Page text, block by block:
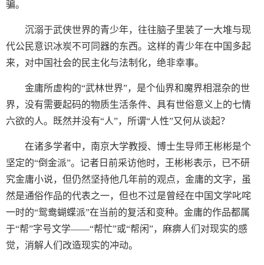
骗。
沉溺于武侠世界的青少年，往往脑子里装了一大堆与现
代公民意识冰炭不可同器的东西。这样的青少年在中国多起
来，对中国社会的民主化与法制化，绝非幸事。
金庸所虚构的“武林世界”，是个仙界和魔界相混杂的世
界，没有需要起码的物质生活条件、具有世俗意义上的七情
六欲的人。既然并没有“人”，所谓“人性”又何从谈起？
在诸多学者中，南京大学教授、博士生导师王彬彬是个
坚定的“倒金派”。记者日前采访他时，王彬彬表示，已不研
究金庸小说，但仍然坚持他几年前的观点，金庸的文字，虽
然是通俗作品的代表之一，但也不过是曾经在中国文学叱咤
一时的“鸳鸯蝴蝶派”在当前的复活和变种。金庸的作品都属
于“帮”字号文学——“帮忙”或“帮闲”，麻痹人们对现实的感
觉，消解人们改造现实的冲动。